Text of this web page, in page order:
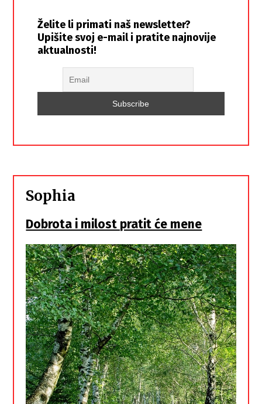
Želite li primati naš newsletter?
Upišite svoj e-mail i pratite najnovije
aktualnosti!
Sophia
Dobrota i milost pratit će mene